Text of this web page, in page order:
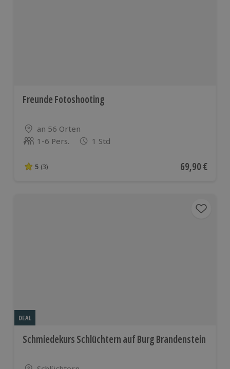
Freunde Fotoshooting
Standort
an 56 Orten
Anzahl der Teilnehmer
1-6 Pers. 1 Std
5 von 5 Sternen basierend auf 3 Bewertungen
5 (3) Aktueller
69,90 €
DEAL
Schmiedekurs Schlüchtern auf Burg Brandenstein